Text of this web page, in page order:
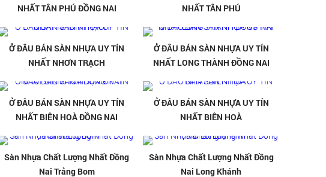
NHẤT TÂN PHÚ ĐỒNG NAI
NHẤT TÂN PHÚ
Ở ĐÂU BÁN SÀN NHỰA UY TÍN
NHẤT NHƠN TRẠCH
Ở ĐÂU BÁN SÀN NHỰA UY TÍN
NHẤT LONG THÀNH ĐỒNG NAI
Ở ĐÂU BÁN SÀN NHỰA UY TÍN
NHẤT BIÊN HOÀ ĐỒNG NAI
Ở ĐÂU BÁN SÀN NHỰA UY TÍN
NHẤT BIÊN HOÀ
Sàn Nhựa Chất Lượng Nhất Đồng
Nai Trảng Bom
Sàn Nhựa Chất Lượng Nhất Đồng
Nai Long Khánh